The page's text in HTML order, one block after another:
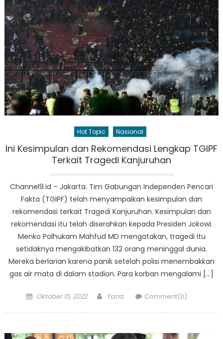
Hot Topic Nasional
Ini Kesimpulan dan Rekomendasi Lengkap TGIPF
Terkait Tragedi Kanjuruhan
Channel9.id – Jakarta. Tim Gabungan Independen Pencari
Fakta (TGIPF) telah menyampaikan kesimpulan dan
rekomendasi terkait Tragedi Kanjuruhan. Kesimpulan dan
rekomendasi itu telah diserahkan kepada Presiden Jokowi.
Menko Polhukam Mahfud MD mengatakan, tragedi itu
setidaknya mengakibatkan 132 orang meninggal dunia.
Mereka berlarian karena panik setelah polisi menembakkan
gas air mata di dalam stadion. Para korban mengalami […]
Posted
Oktober 15, 2022 Author
Yana Comment(0)